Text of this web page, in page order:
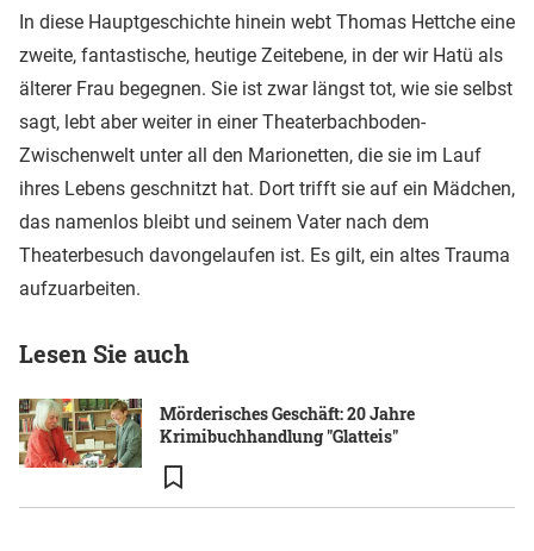
In diese Hauptgeschichte hinein webt Thomas Hettche eine
zweite, fantastische, heutige Zeitebene, in der wir Hatü als
älterer Frau begegnen. Sie ist zwar längst tot, wie sie selbst
sagt, lebt aber weiter in einer Theaterbachboden-
Zwischenwelt unter all den Marionetten, die sie im Lauf
ihres Lebens geschnitzt hat. Dort trifft sie auf ein Mädchen,
das namenlos bleibt und seinem Vater nach dem
Theaterbesuch davongelaufen ist. Es gilt, ein altes Trauma
aufzuarbeiten.
Lesen Sie auch
Mörderisches Geschäft: 20 Jahre
Krimibuchhandlung "Glatteis"